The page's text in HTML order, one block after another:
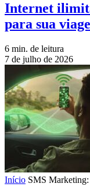
Internet
para sua
6 min. de leitura
7 de julho de 2026
Início SMS Marketing: